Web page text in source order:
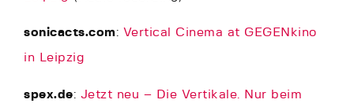
sonicacts.com: Vertical Cinema at GEGENkino
in Leipzig
spex.de: Jetzt neu – Die Vertikale. Nur beim